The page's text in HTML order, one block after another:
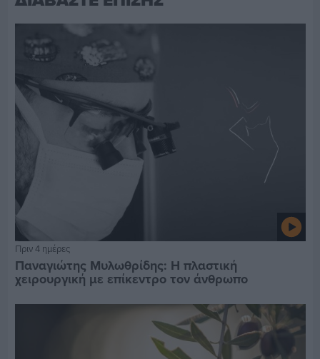
Πριν 4 ημέρες
Παναγιώτης Μυλωθρίδης: Η πλαστική
χειρουργική με επίκεντρο τον άνθρωπο